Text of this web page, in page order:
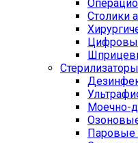
Столики
Стерилизаторы
Моечно-
Паровые